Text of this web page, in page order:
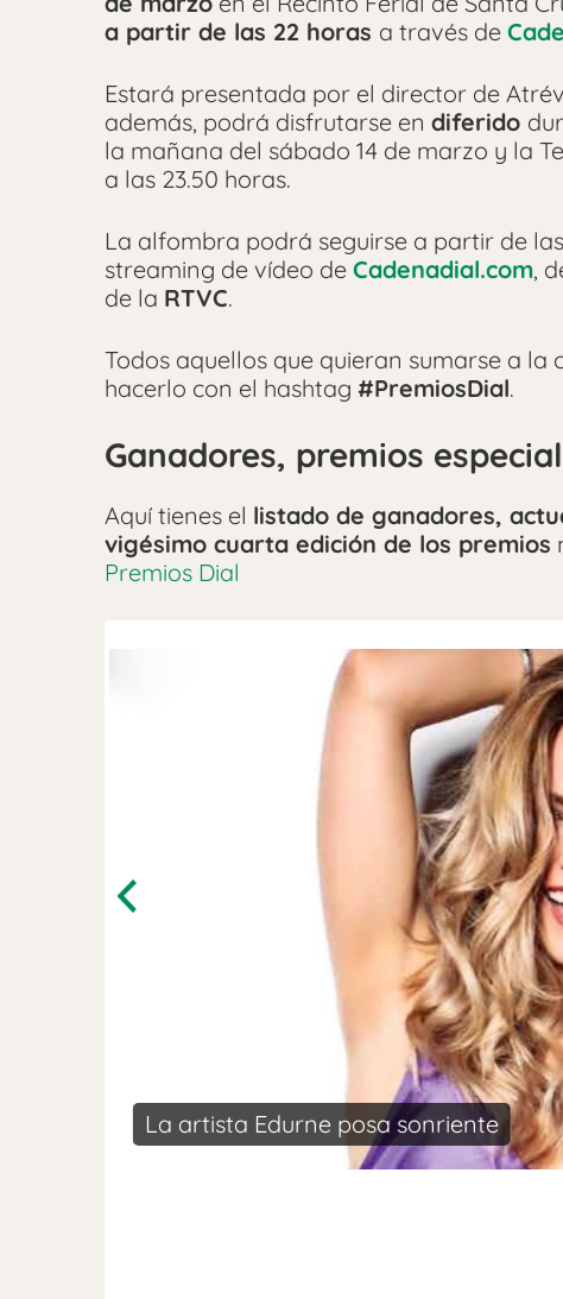
a partir de las 22 horas a través de
Estará presentada por el director de
además, podrá disfrutarse en diferido
la mañana del sábado 14 de marzo y la
a las 23.50 horas.
La alfombra podrá seguirse a partir de
streaming de vídeo de Cadenadial.com,
de la RTVC.
Todos aquellos que quieran sumarse a
hacerlo con el hashtag #PremiosDial.
Ganadores, premios
Aquí tienes el listado de ganadores,
vigésimo cuarta edición de los premios
Premios Dial
El asturiano